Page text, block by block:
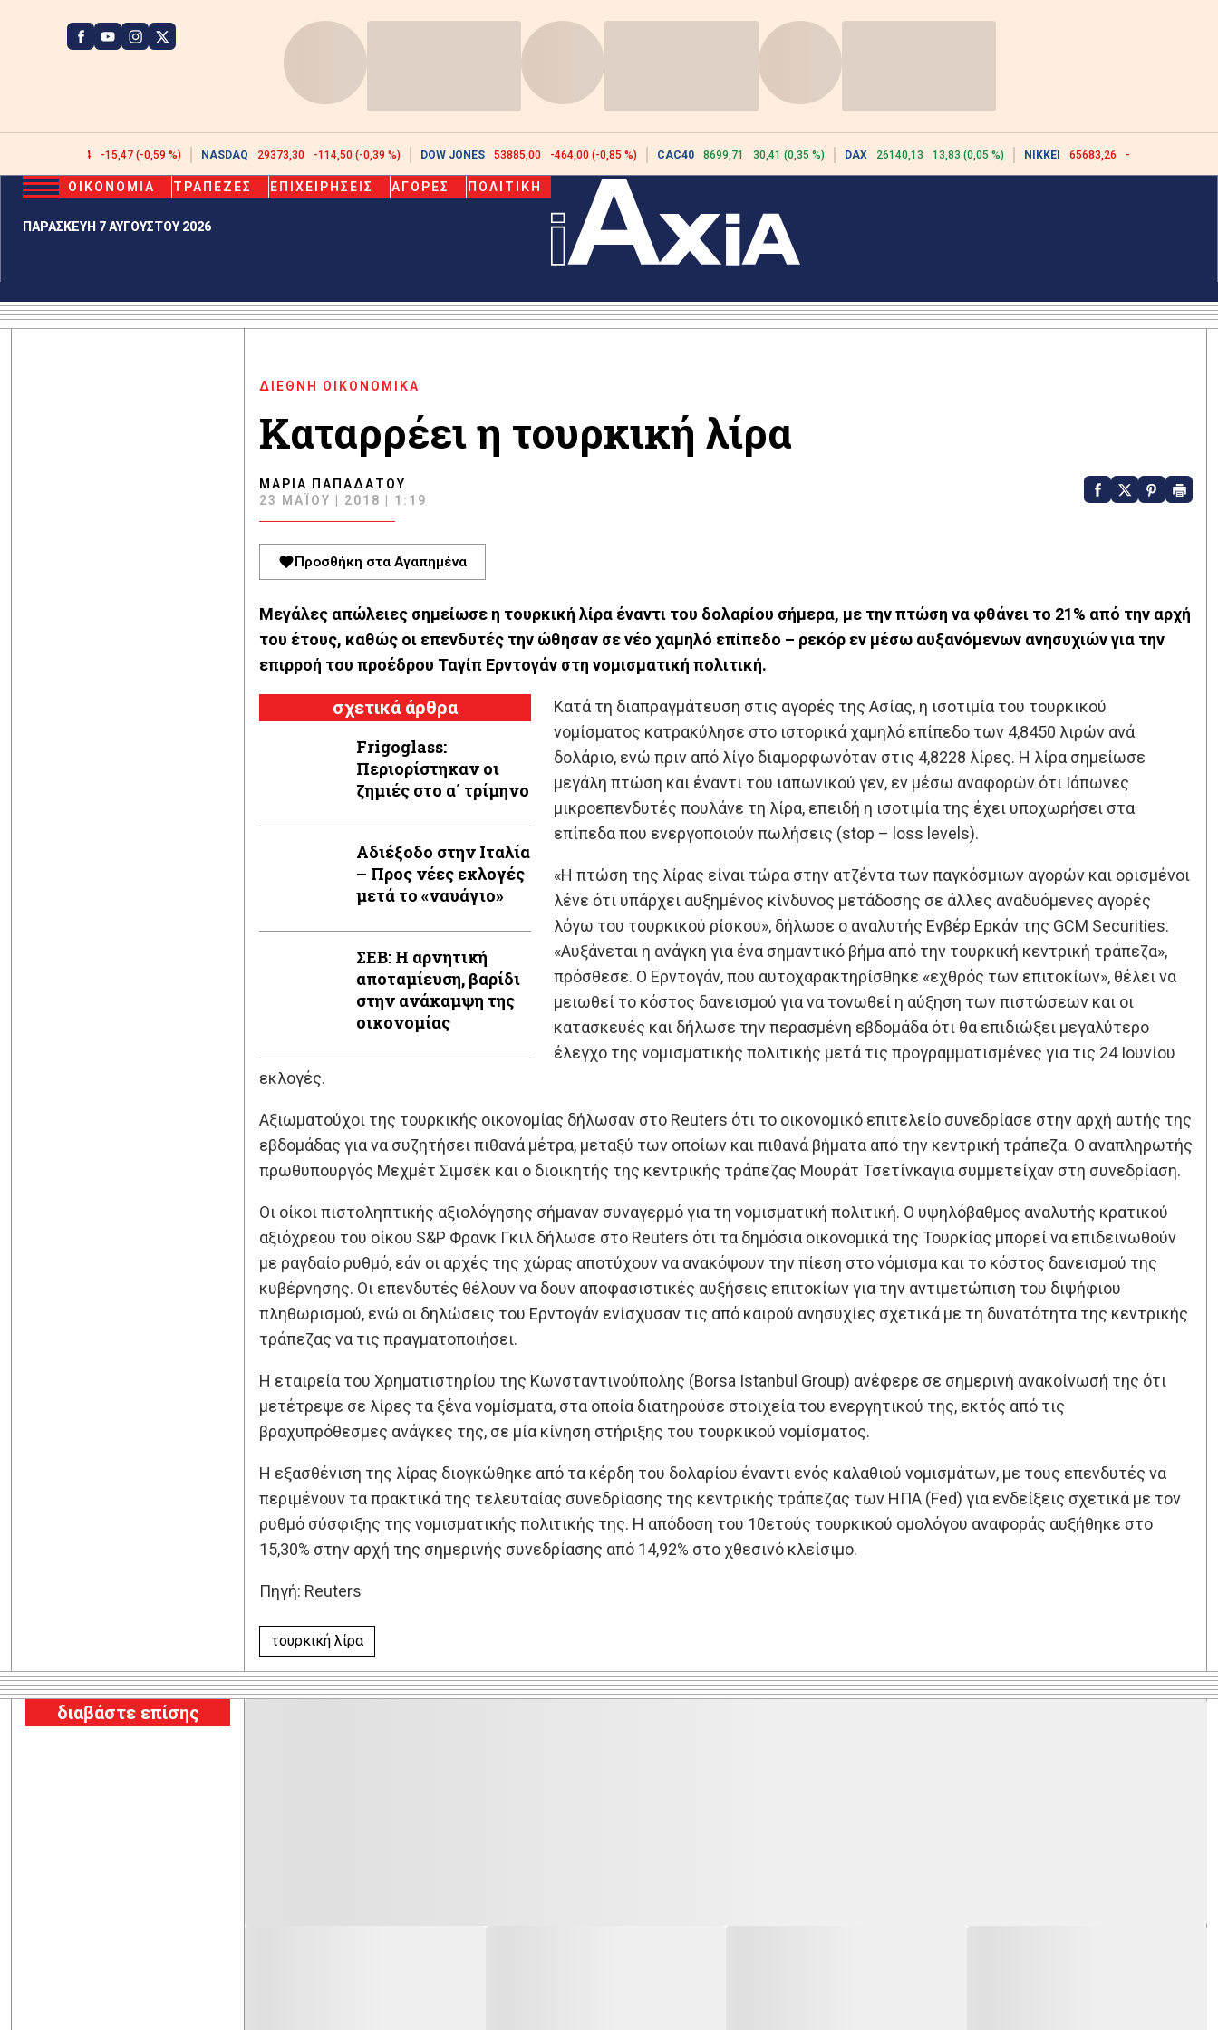
2608,44 -15,47 (-0,59 %) NASDAQ 29373,30 -114,50 (-0,39 %) DOW JONES 53885,00 -464,00 (-0,85 %) CAC40 8699,71 30,41 (0,35 %) DAX 26140,13 13,83 (0,05 %) NIKKEI 65683,26 -617,18 (-0,93 %)
ΠΑΡΑΣΚΕΥΗ 7 ΑΥΓΟΥΣΤΟΥ 2026
ΟΙΚΟΝΟΜΙΑ ΤΡΑΠΕΖΕΣ ΕΠΙΧΕΙΡΗΣΕΙΣ ΑΓΟΡΕΣ ΠΟΛΙΤΙΚΗ
ΔΙΕΘΝΗ ΟΙΚΟΝΟΜΙΚΑ
Καταρρέει η τουρκική λίρα
ΜΑΡΊΑ ΠΑΠΑΔΆΤΟΥ
23 ΜΑΪ́ΟΥ | 2018 | 1:19
Προσθήκη στα Αγαπημένα
Μεγάλες απώλειες σημείωσε η τουρκική λίρα έναντι του δολαρίου σήμερα, με την πτώση να φθάνει το 21% από την αρχή
του έτους, καθώς οι επενδυτές την ώθησαν σε νέο χαμηλό επίπεδο – ρεκόρ εν μέσω αυξανόμενων ανησυχιών για την
επιρροή του προέδρου Ταγίπ Ερντογάν στη νομισματική πολιτική.
σχετικά άρθρα
Frigoglass:
Περιορίστηκαν οι
ζημιές στο α΄ τρίμηνο
Αδιέξοδο στην Ιταλία
– Προς νέες εκλογές
μετά το «ναυάγιο»
ΣΕΒ: Η αρνητική
αποταμίευση, βαρίδι
στην ανάκαμψη της
οικονομίας
Κατά τη διαπραγμάτευση στις αγορές της Ασίας, η ισοτιμία του τουρκικού
νομίσματος κατρακύλησε στο ιστορικά χαμηλό επίπεδο των 4,8450 λιρών ανά
δολάριο, ενώ πριν από λίγο διαμορφωνόταν στις 4,8228 λίρες. Η λίρα σημείωσε
μεγάλη πτώση και έναντι του ιαπωνικού γεν, εν μέσω αναφορών ότι Ιάπωνες
μικροεπενδυτές πουλάνε τη λίρα, επειδή η ισοτιμία της έχει υποχωρήσει στα
επίπεδα που ενεργοποιούν πωλήσεις (stop – loss levels).
«Η πτώση της λίρας είναι τώρα στην ατζέντα των παγκόσμιων αγορών και ορισμένοι
λένε ότι υπάρχει αυξημένος κίνδυνος μετάδοσης σε άλλες αναδυόμενες αγορές
λόγω του τουρκικού ρίσκου», δήλωσε ο αναλυτής Ενβέρ Ερκάν της GCM Securities.
«Αυξάνεται η ανάγκη για ένα σημαντικό βήμα από την τουρκική κεντρική τράπεζα»,
πρόσθεσε. Ο Ερντογάν, που αυτοχαρακτηρίσθηκε «εχθρός των επιτοκίων», θέλει να
μειωθεί το κόστος δανεισμού για να τονωθεί η αύξηση των πιστώσεων και οι
κατασκευές και δήλωσε την περασμένη εβδομάδα ότι θα επιδιώξει μεγαλύτερο
έλεγχο της νομισματικής πολιτικής μετά τις προγραμματισμένες για τις 24 Ιουνίου
εκλογές.
Αξιωματούχοι της τουρκικής οικονομίας δήλωσαν στο Reuters ότι το οικονομικό επιτελείο συνεδρίασε στην αρχή αυτής της
εβδομάδας για να συζητήσει πιθανά μέτρα, μεταξύ των οποίων και πιθανά βήματα από την κεντρική τράπεζα. Ο αναπληρωτής
πρωθυπουργός Μεχμέτ Σιμσέκ και ο διοικητής της κεντρικής τράπεζας Μουράτ Τσετίνκαγια συμμετείχαν στη συνεδρίαση.
Οι οίκοι πιστοληπτικής αξιολόγησης σήμαναν συναγερμό για τη νομισματική πολιτική. Ο υψηλόβαθμος αναλυτής κρατικού
αξιόχρεου του οίκου S&P Φρανκ Γκιλ δήλωσε στο Reuters ότι τα δημόσια οικονομικά της Τουρκίας μπορεί να επιδεινωθούν
με ραγδαίο ρυθμό, εάν οι αρχές της χώρας αποτύχουν να ανακόψουν την πίεση στο νόμισμα και το κόστος δανεισμού της
κυβέρνησης. Οι επενδυτές θέλουν να δουν αποφασιστικές αυξήσεις επιτοκίων για την αντιμετώπιση του διψήφιου
πληθωρισμού, ενώ οι δηλώσεις του Ερντογάν ενίσχυσαν τις από καιρού ανησυχίες σχετικά με τη δυνατότητα της κεντρικής
τράπεζας να τις πραγματοποιήσει.
Η εταιρεία του Χρηματιστηρίου της Κωνσταντινούπολης (Borsa Istanbul Group) ανέφερε σε σημερινή ανακοίνωσή της ότι
μετέτρεψε σε λίρες τα ξένα νομίσματα, στα οποία διατηρούσε στοιχεία του ενεργητικού της, εκτός από τις
βραχυπρόθεσμες ανάγκες της, σε μία κίνηση στήριξης του τουρκικού νομίσματος.
Η εξασθένιση της λίρας διογκώθηκε από τα κέρδη του δολαρίου έναντι ενός καλαθιού νομισμάτων, με τους επενδυτές να
περιμένουν τα πρακτικά της τελευταίας συνεδρίασης της κεντρικής τράπεζας των ΗΠΑ (Fed) για ενδείξεις σχετικά με τον
ρυθμό σύσφιξης της νομισματικής πολιτικής της. Η απόδοση του 10ετούς τουρκικού ομολόγου αναφοράς αυξήθηκε στο
15,30% στην αρχή της σημερινής συνεδρίασης από 14,92% στο χθεσινό κλείσιμο.
Πηγή: Reuters
τουρκική λίρα
διαβάστε επίσης